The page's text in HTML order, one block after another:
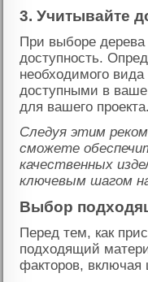
3. Учитывайте
При выборе дерева
доступность.
необходимого
доступными в
для вашего
Следуя этим
сможете
качественных
ключевым шагом
Выбор
Перед тем, как
подходящий
факторов, включая